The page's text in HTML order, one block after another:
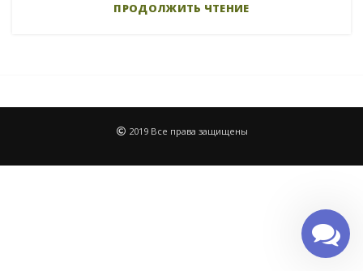
ПРОДОЛЖИТЬ ЧТЕНИЕ
2019 Все права защищены